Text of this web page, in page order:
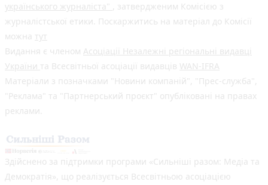
українського журналіста" , затвердженим Комісією з
журналістської етики. Поскаржитись на матеріал до Комісії
можна тут
Видання є членом Асоціації Незалежні регіональні видавці
України та Всесвітньої асоціації видавців WAN-IFRA
Матеріали з позначками "Новини компаній", "Прес-служба",
"Реклама" та "Партнерський проєкт" опубліковані на правах
реклами.
Здійснено за підтримки програми «Сильніші разом: Медіа та
Демократія», що реалізується Всесвітньою асоціацією